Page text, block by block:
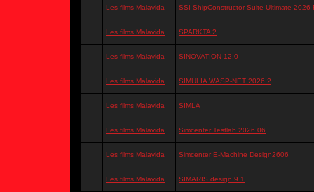
Les films Malavida SSI ShipConstructor Suite Ultimate 2026
Les films Malavida SPARKTA 2
Les films Malavida SINOVATION 12.0
Les films Malavida SIMULIA WASP-NET 2026.2
Les films Malavida SIMLA
Les films Malavida Simcenter Testlab 2026.06
Les films Malavida Simcenter E-Machine Design2606
Les films Malavida SIMARIS design 9.1